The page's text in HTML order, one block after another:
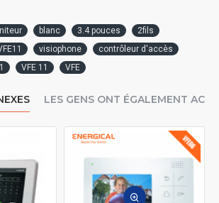
blanc 3.4 pouces
2fils
visiophone
contrôleur d'accès
VFE 11 VFE
LES GENS ONT ÉGALEMENT